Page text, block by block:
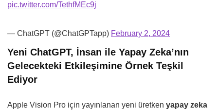
pic.twitter.com/TethfMEc9j
— ChatGPT (@ChatGPTapp) February 2, 2024
Yeni ChatGPT, İnsan ile Yapay Zeka’nın
Gelecekteki Etkileşimine Örnek Teşkil
Ediyor
Apple Vision Pro için yayınlanan yeni üretken yapay zeka